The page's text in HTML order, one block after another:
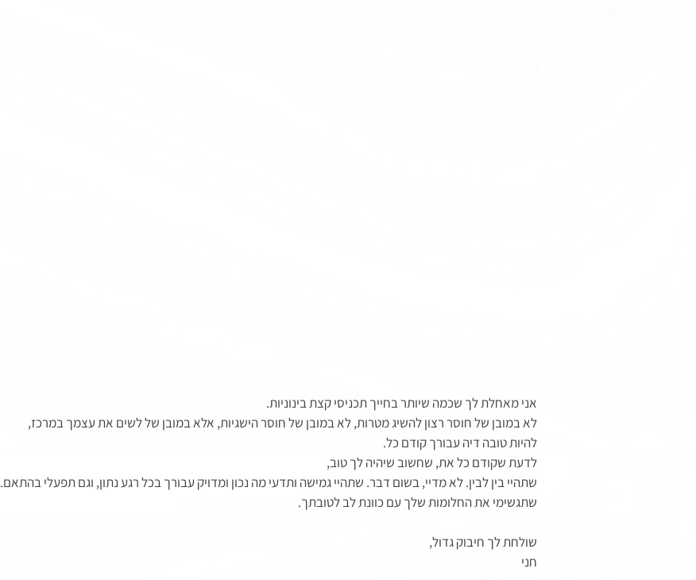
אני מאחלת לך שכמה שיותר בחייך תכניסי קצת בינוניות.
לא במובן של חוסר רצון להשיג מטרות, לא במובן של חוסר הישגיות, אלא במובן של לשים את עצמך במרכז,
להיות טובה דיה עבורך קודם כל.
לדעת שקודם כל את, שחשוב שיהיה לך טוב,
שתהיי בין לבין. לא מדיי, בשום דבר. שתהיי גמישה ותדעי מה נכון ומדויק עבורך בכל רגע נתון, וגם תפעלי בהתאם.
שתגשימי את החלומות שלך עם כוונת לב לטובתך.
שולחת לך חיבוק גדול,
חני